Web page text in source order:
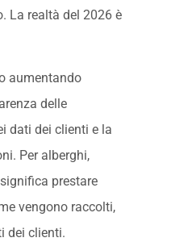
La realtà del 2026 è
aumentando
delle
dati dei clienti e la
Per alberghi,
prestare
vengono raccolti,
dei clienti.